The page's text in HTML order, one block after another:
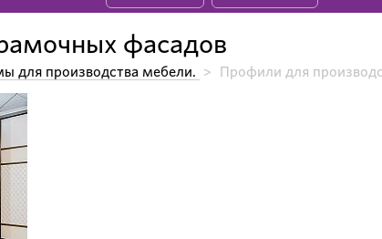
фасадов
для производства мебели. > Профили для